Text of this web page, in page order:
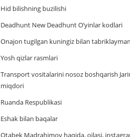
Hid bilishning buzilishi
Deadhunt New Deadhunt O’yinlar kodlari
Onajon tugilgan kuningiz bilan
Yosh qizlar rasmlari
Trаnsport vositаlаrini nosoz boshqаrish
miqdori
Ruanda Respublikasi
Eshak bilan baqalar
Otabek Madrahimov haqida, oilasi,